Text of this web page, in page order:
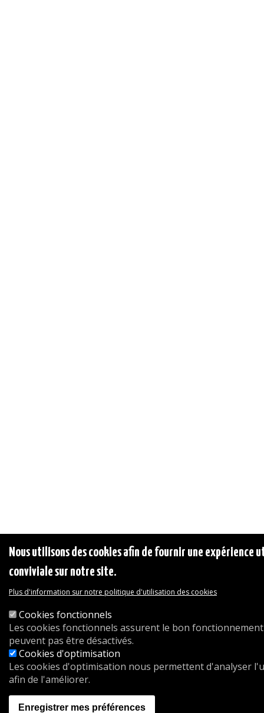
Nous utilisons des cookies afin de fournir une
conviviale sur notre site.
Plus d'information sur notre politique d'utilisation des cookies
Cookies fonctionnels
Les cookies fonctionnels assurent le bon
peuvent pas être désactivés.
Cookies d'optimisation
Les cookies d'optimisation nous permettent d'analyser
afin de l'améliorer.
Enregistrer mes préférences